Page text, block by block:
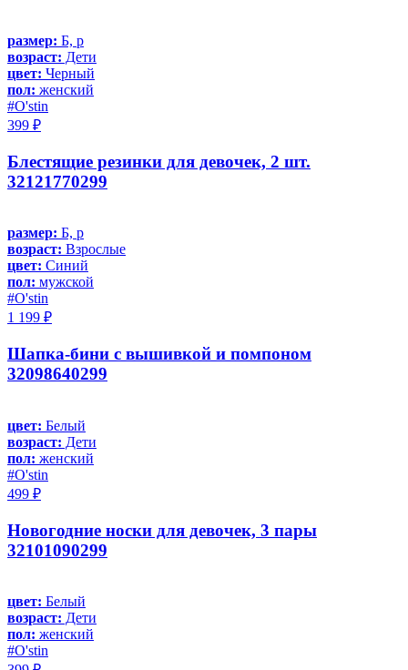
размер: Б, р
возраст: Дети
цвет: Черный
пол: женский
#O'stin
399 ₽
Блестящие резинки для девочек, 2 шт.
32121770299
размер: Б, р
возраст: Взрослые
цвет: Синий
пол: мужской
#O'stin
1 199 ₽
Шапка-бини с вышивкой и помпоном
32098640299
цвет: Белый
возраст: Дети
пол: женский
#O'stin
499 ₽
Новогодние носки для девочек, 3 пары
32101090299
цвет: Белый
возраст: Дети
пол: женский
#O'stin